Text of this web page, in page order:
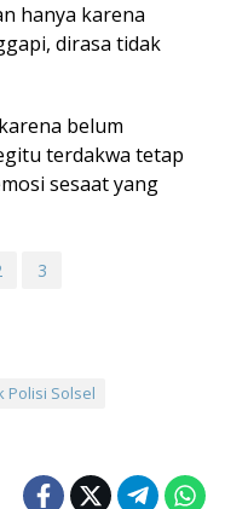
hanya karena
dirasa tidak
belum
terdakwa tetap
sesaat yang
3
Polisi Solsel